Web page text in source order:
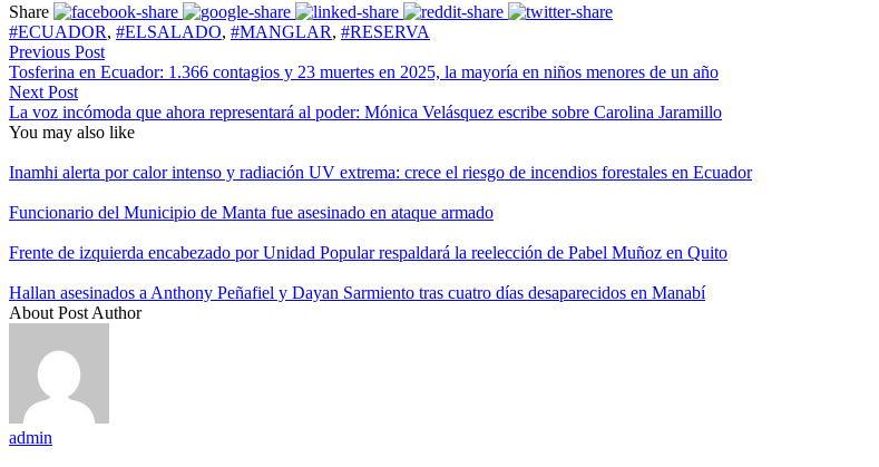
Share
#ECUADOR, #ELSALADO, #MANGLAR, #RESERVA
Previous Post
Tosferina en Ecuador: 1.366 contagios y 23 muertes en 2025, la mayoría en niños menores de un año
Next Post
La voz incómoda que ahora representará al poder: Mónica Velásquez escribe sobre Carolina Jaramillo
You may also like
Inamhi alerta por calor intenso y radiación UV extrema: crece el riesgo de incendios forestales en Ecuador
Funcionario del Municipio de Manta fue asesinado en ataque armado
Frente de izquierda encabezado por Unidad Popular respaldará la reelección de Pabel Muñoz en Quito
Hallan asesinados a Anthony Peñafiel y Dayan Sarmiento tras cuatro días desaparecidos en Manabí
About Post Author
admin